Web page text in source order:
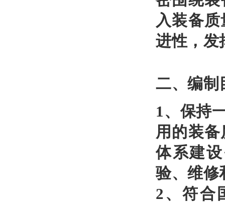
入装备
进性，发
二、编制
1、保持
用的装
体系建
验、维修
2、符合